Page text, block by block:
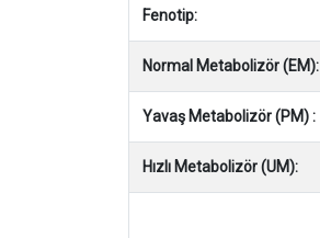
Fenotip:
Normal Metabolizör (EM):
Yavaş Metabolizör (PM) :
Hızlı Metabolizör (UM):